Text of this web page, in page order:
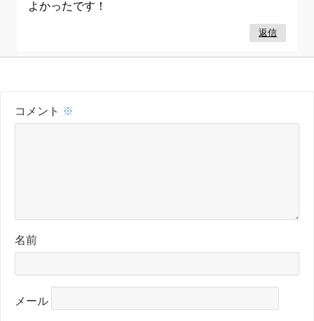
よかったです！
返信
コメント ※
名前
メール